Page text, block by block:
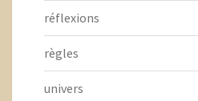
réflexions
règles
univers